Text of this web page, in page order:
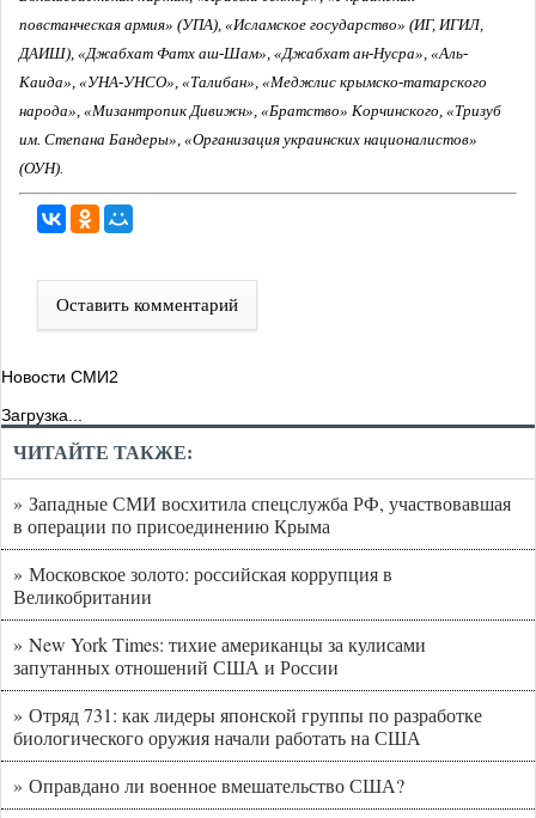
повстанческая армия» (УПА), «Исламское государство» (ИГ, ИГИЛ,
ДАИШ), «Джабхат Фатх аш-Шам», «Джабхат ан-Нусра», «Аль-
Каида», «УНА-УНСО», «Талибан», «Меджлис крымско-татарского
народа», «Мизантропик Дивижн», «Братство» Корчинского, «Тризуб
им. Степана Бандеры», «Организация украинских националистов»
(ОУН).
Оставить комментарий
Новости СМИ2
Загрузка...
ЧИТАЙТЕ ТАКЖЕ:
» Западные СМИ восхитила спецслужба РФ, участвовавшая
в операции по присоединению Крыма
» Московское золото: российская коррупция в
Великобритании
» New York Times: тихие американцы за кулисами
запутанных отношений США и России
» Отряд 731: как лидеры японской группы по разработке
биологического оружия начали работать на США
» Оправдано ли военное вмешательство США?